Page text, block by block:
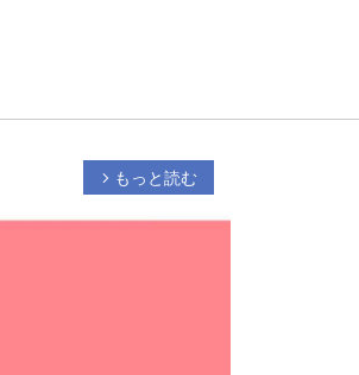
arrow_forward_ios もっと読む